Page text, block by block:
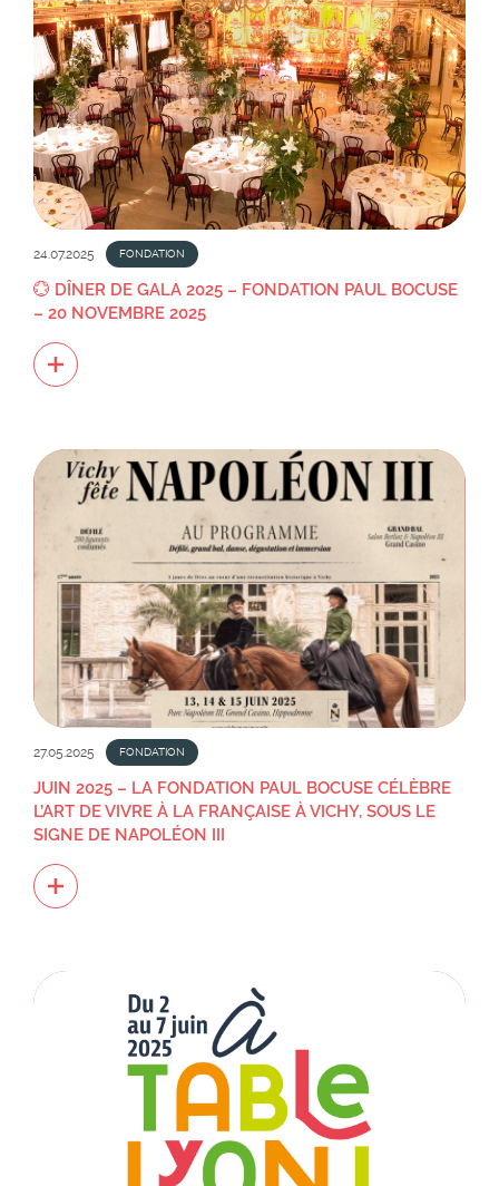
24.07.2025 FONDATION
💮 DÎNER DE GALA 2025 – FONDATION PAUL BOCUSE
– 20 NOVEMBRE 2025
27.05.2025 FONDATION
JUIN 2025 – LA FONDATION PAUL BOCUSE CÉLÈBRE
L’ART DE VIVRE À LA FRANÇAISE À VICHY, SOUS LE
SIGNE DE NAPOLÉON III